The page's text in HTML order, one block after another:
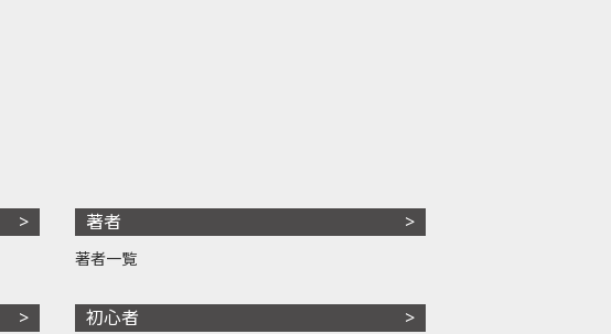
著者
著者一覧
初心者